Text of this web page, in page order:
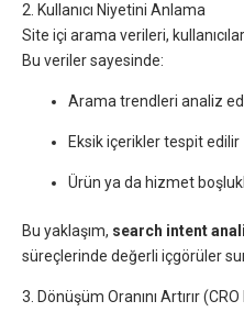
2. Kullanıcı Niyetini Anlama
Site içi arama verileri,
Bu veriler sayesinde:
Arama trendleri analiz
Eksik içerikler tespit edilir
Ürün ya da hizmet
Bu yaklaşım, search intent
süreçlerinde değerli içgörüler
3. Dönüşüm Oranını Artırır